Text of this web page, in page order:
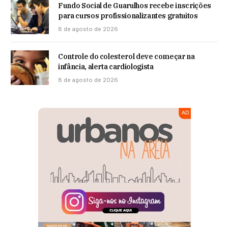
Fundo Social de Guarulhos recebe inscrições
para cursos profissionalizantes gratuitos
8 de agosto de 2026
Controle do colesterol deve começar na
infância, alerta cardiologista
8 de agosto de 2026